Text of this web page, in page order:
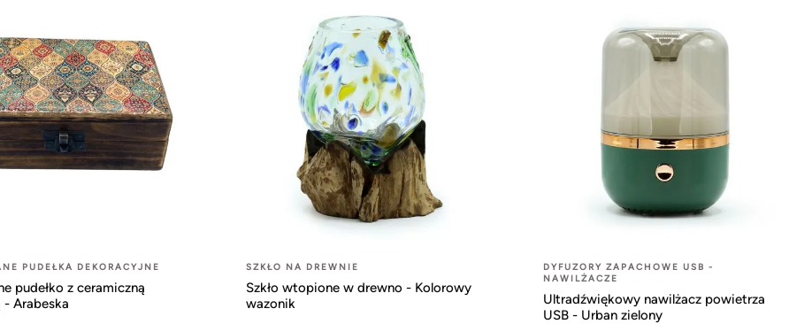
PUDEŁKA DEKORACYJNE
pudełko z ceramiczną
- Arabeska
SZKŁO NA DREWNIE
Szkło wtopione w drewno - Kolorowy
wazonik
DYFUZORY ZAPACHOWE USB -
NAWILŻACZE
Ultradźwiękowy nawilżacz powietrza
USB - Urban zielony